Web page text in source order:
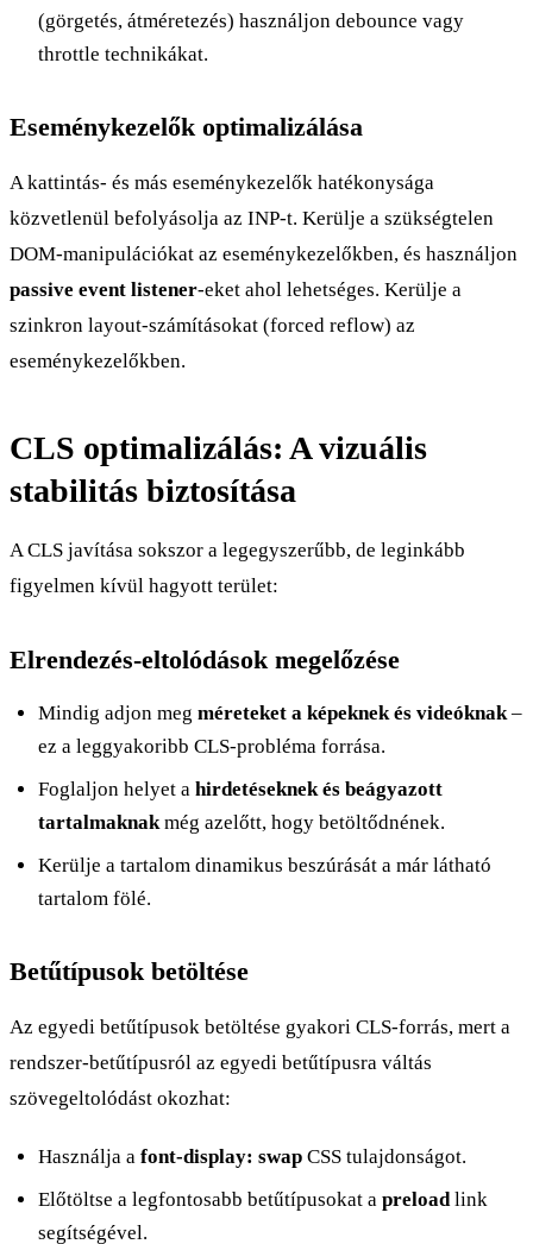
(görgetés, átméretezés) használjon debounce vagy
throttle technikákat.
Eseménykezelők optimalizálása
A kattintás- és más eseménykezelők hatékonysága
közvetlenül befolyásolja az INP-t. Kerülje a szükségtelen
DOM-manipulációkat az eseménykezelőkben, és használjon
passive event listener-eket ahol lehetséges. Kerülje a
szinkron layout-számításokat (forced reflow) az
eseménykezelőkben.
CLS optimalizálás: A vizuális
stabilitás biztosítása
A CLS javítása sokszor a legegyszerűbb, de leginkább
figyelmen kívül hagyott terület:
Elrendezés-eltolódások megelőzése
Mindig adjon meg méreteket a képeknek és videóknak –
ez a leggyakoribb CLS-probléma forrása.
Foglaljon helyet a hirdetéseknek és beágyazott
tartalmaknak még azelőtt, hogy betöltődnének.
Kerülje a tartalom dinamikus beszúrását a már látható
tartalom fölé.
Betűtípusok betöltése
Az egyedi betűtípusok betöltése gyakori CLS-forrás, mert a
rendszer-betűtípusról az egyedi betűtípusra váltás
szövegeltolódást okozhat:
Használja a font-display: swap CSS tulajdonságot.
Előtöltse a legfontosabb betűtípusokat a preload link
segítségével.